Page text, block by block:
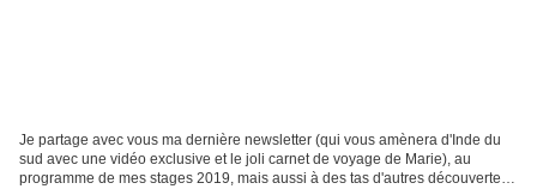
Je partage avec vous ma dernière newsletter (qui vous amènera d'Inde du
sud avec une vidéo exclusive et le joli carnet de voyage de Marie), au
programme de mes stages 2019, mais aussi à des tas d'autres découvertes,